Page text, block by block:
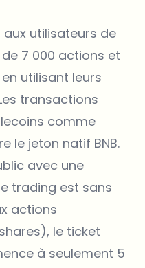
utilisateurs de
7 000 actions et
utilisant leurs
transactions
comme
le jeton natif BNB.
avec une
trading est sans
actions
le ticket
à seulement 5